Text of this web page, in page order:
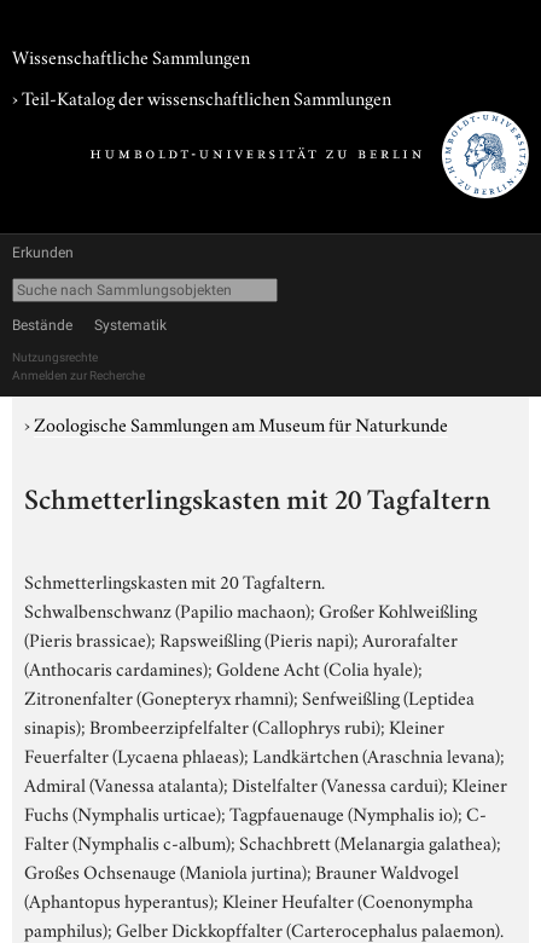
Wissenschaftliche Sammlungen
› Teil-Katalog der wissenschaftlichen Sammlungen
Erkunden
Bestände Systematik
Nutzungsrechte
Anmelden zur Recherche
›Zoologische Sammlungen am Museum für Naturkunde
Schmetterlingskasten mit 20 Tagfaltern
Schmetterlingskasten mit 20 Tagfaltern.
Schwalbenschwanz (Papilio machaon); Großer Kohlweißling
(Pieris brassicae); Rapsweißling (Pieris napi); Aurorafalter
(Anthocaris cardamines); Goldene Acht (Colia hyale);
Zitronenfalter (Gonepteryx rhamni); Senfweißling (Leptidea
sinapis); Brombeerzipfelfalter (Callophrys rubi); Kleiner
Feuerfalter (Lycaena phlaeas); Landkärtchen (Araschnia levana);
Admiral (Vanessa atalanta); Distelfalter (Vanessa cardui); Kleiner
Fuchs (Nymphalis urticae); Tagpfauenauge (Nymphalis io); C-
Falter (Nymphalis c-album); Schachbrett (Melanargia galathea);
Großes Ochsenauge (Maniola jurtina); Brauner Waldvogel
(Aphantopus hyperantus); Kleiner Heufalter (Coenonympha
pamphilus); Gelber Dickkopffalter (Carterocephalus palaemon).